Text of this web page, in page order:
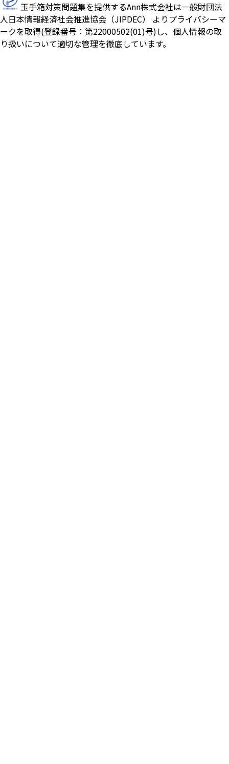
玉手箱対策問題集を提供するAnn株式会社は一般財団法
人日本情報経済社会推進協会（JIPDEC） よりプライバシーマ
ークを取得(登録番号：第22000502(01)号)し、個人情報の取
り扱いについて適切な管理を徹底しています。